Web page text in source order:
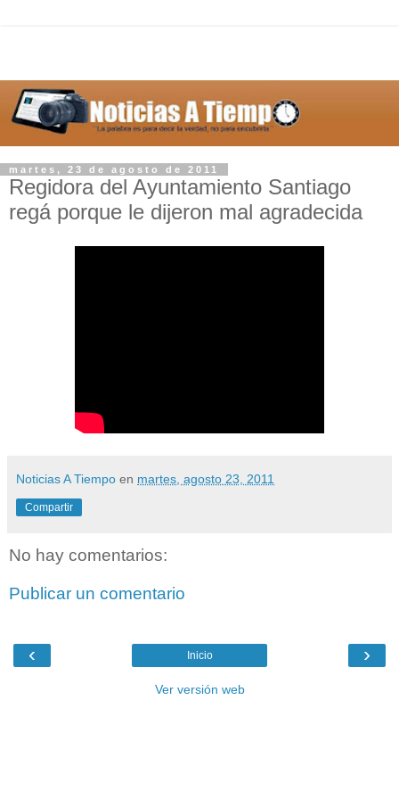
martes, 23 de agosto de 2011
Regidora del Ayuntamiento Santiago
regá porque le dijeron mal agradecida
Noticias A Tiempo en martes, agosto 23, 2011
Compartir
No hay comentarios:
Publicar un comentario
‹ ›
Inicio
Ver versión web